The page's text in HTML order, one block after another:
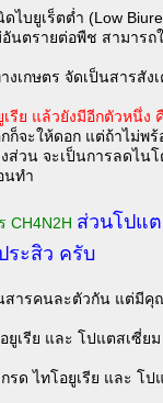
ดไบยูเร็ตต่ำ (Low
อันตรายต่อพืช สามาร
งเกษตร จัดเป็นสารสั
เรีย แล้วยังมีอีกตัวหนึ่ง
ก็จะให้ดอก แต่ถ้าไม่พ
ส่วน จะเป็นการลดไน
นทำ
CH4N2H ส่วนโปแต
ระสิว ครับ
สารคนละตัวกัน แต่มี
ยูเรีย และ โปแตสเซี่
กรด ไทโอยูเรีย และ